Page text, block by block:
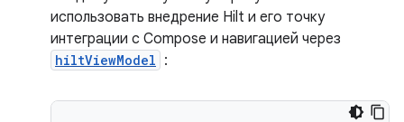
использовать внедрение Hilt и его точку
интеграции с Compose и навигацией через
hiltViewModel :